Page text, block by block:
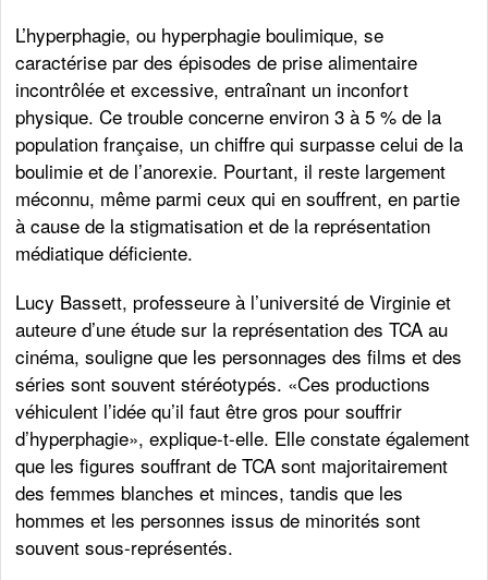
L’hyperphagie, ou hyperphagie boulimique, se
caractérise par des épisodes de prise alimentaire
incontrôlée et excessive, entraînant un inconfort
physique. Ce trouble concerne environ 3 à 5 % de la
population française, un chiffre qui surpasse celui de la
boulimie et de l’anorexie. Pourtant, il reste largement
méconnu, même parmi ceux qui en souffrent, en partie
à cause de la stigmatisation et de la représentation
médiatique déficiente.
Lucy Bassett, professeure à l’université de Virginie et
auteure d’une étude sur la représentation des TCA au
cinéma, souligne que les personnages des films et des
séries sont souvent stéréotypés. «Ces productions
véhiculent l’idée qu’il faut être gros pour souffrir
d’hyperphagie», explique-t-elle. Elle constate également
que les figures souffrant de TCA sont majoritairement
des femmes blanches et minces, tandis que les
hommes et les personnes issus de minorités sont
souvent sous-représentés.